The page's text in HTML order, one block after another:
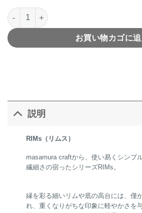
RIMs Pair DeepBowl(BEIGE×NAVY)個
お買い物カゴに
説明
RIMs（リムス）
masamura craftから、使い易くシンプ
繊細さの宿ったシリーズRIMs。
縁を彩る細いリムや底の高台には、僅
れ、重くなりがちな印象に軽やかさを与